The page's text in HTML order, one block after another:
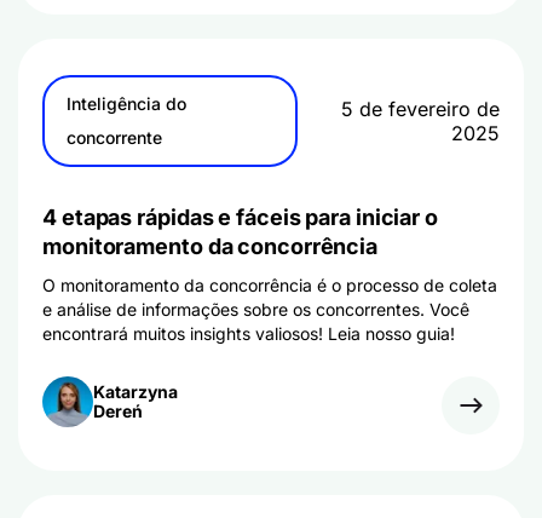
Inteligência do
concorrente
5 de fevereiro de
2025
4 etapas rápidas e fáceis para iniciar o
monitoramento da concorrência
O monitoramento da concorrência é o processo de coleta
e análise de informações sobre os concorrentes. Você
encontrará muitos insights valiosos! Leia nosso guia!
Katarzyna
Dereń